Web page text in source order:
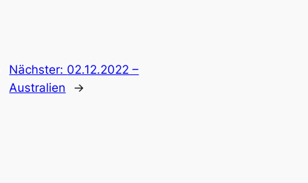
Nächster: 02.12.2022 –
Australien
→